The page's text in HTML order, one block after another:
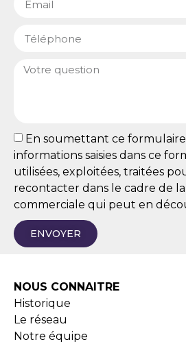
En soumettant ce
informations saisies dans ce
utilisées, exploitées, traitées
recontacter dans le cadre de
commerciale qui peut en
ENVOYER
NOUS CONNAITRE
Historique
Le réseau
Notre équipe